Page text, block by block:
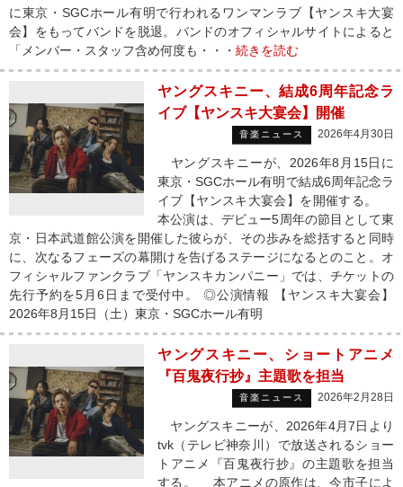
に東京・SGCホール有明で行われるワンマンラブ【ヤンスキ大宴
会】をもってバンドを脱退。バンドのオフィシャルサイトによると
「メンバー・スタッフ含め何度も・・・ 続きを読む
ヤングスキニー、結成6周年記念ラ
イブ【ヤンスキ大宴会】開催
音楽ニュース 2026年4月30日
ヤングスキニーが、2026年8月15日に
東京・SGCホール有明で結成6周年記念ラ
イブ【ヤンスキ大宴会】を開催する。
本公演は、デビュー5周年の節目として東
京・日本武道館公演を開催した彼らが、その歩みを総括すると同時
に、次なるフェーズの幕開けを告げるステージになるとのこと。オ
フィシャルファンクラブ「ヤンスキカンパニー」では、チケットの
先行予約を5月6日まで受付中。 ◎公演情報 【ヤンスキ大宴会】
2026年8月15日（土）東京・SGCホール有明
ヤングスキニー、ショートアニメ
『百鬼夜行抄』主題歌を担当
音楽ニュース 2026年2月28日
ヤングスキニーが、2026年4月7日より
tvk（テレビ神奈川）で放送されるショー
トアニメ『百鬼夜行抄』の主題歌を担当
する。 本アニメの原作は、今市子によ